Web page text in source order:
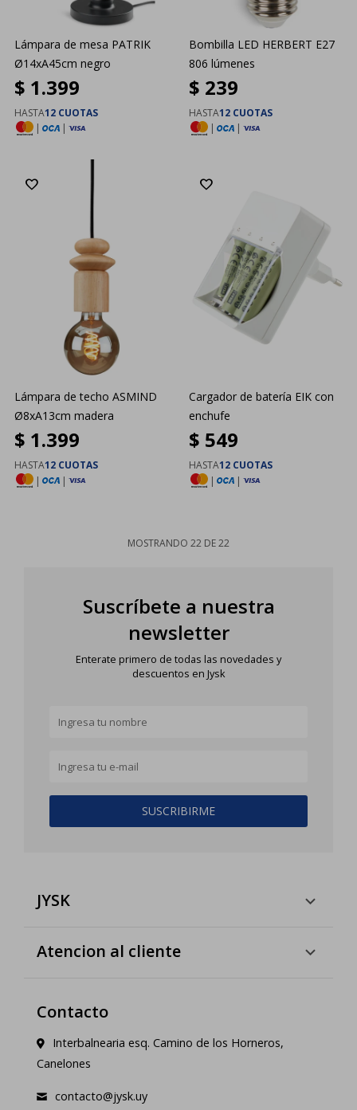
Lámpara de mesa PATRIK
Ø14xA45cm negro
$ 1.399
HASTA12 CUOTAS
|
|
Bombilla LED HERBERT E27
806 lúmenes
$ 239
HASTA12 CUOTAS
|
|
Lámpara de techo ASMIND
Ø8xA13cm madera
$ 1.399
HASTA12 CUOTAS
|
|
Cargador de batería EIK con
enchufe
$ 549
HASTA12 CUOTAS
|
|
MOSTRANDO 22 DE22
Suscríbete a nuestra
newsletter
Enterate primero de todas las novedades y
descuentos en Jysk
SUSCRIBIRME
JYSK
Atencion al cliente
Contacto
Interbalnearia esq. Camino de los Horneros,
Canelones
contacto@jysk.uy